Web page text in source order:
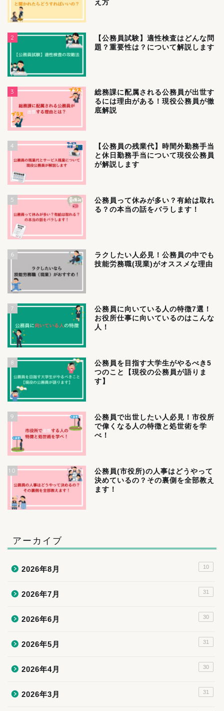
え方
2
【公務員試験】適性検査はどんな問
題？重要性は？について解説します
3
総務課に配属される公務員が出世す
るには理由がある！現役公務員が徹
底解説
4
【公務員の残業代】時間外勤務手当
と休日勤務手当について現役公務員
が解説します
5
公務員って休みが多い？有給は取れ
る？の本当の話をバラします！
6
ラクしたい人必見！公務員の中でも
技能労務職(現業)がオススメな理由
7
公務員に向いている人の特徴7選！
お役所仕事に向いているのはこんな
人！
8
公務員を目指す大学生がやるべき5
つのこと【現役の公務員が語りま
す】
9
公務員で出世したい人必見！市役所
で偉くなる人の特徴と処世術を学
べ！
10
公務員(市役所)の人事はどうやって
決めているの？その裏側を全部教え
ます！
アーカイブ
2026年8月 10
2026年7月 31
2026年6月 30
2026年5月 31
2026年4月 30
2026年3月 31